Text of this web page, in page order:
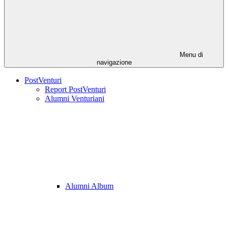
Menu di
navigazione
PostVenturi
Report PostVenturi
Alumni Venturiani
Alumni Album